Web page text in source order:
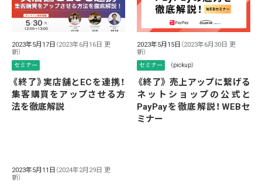
2023年5月17日 （2023年6月16日 更
新）
セミナー
《終了》実店舗とECを連携！
集客購買をアップさせる方
法を徹底解説
2023年5月15日 （2023年6月30日 更
新）
セミナー （pickup）
《終了》 売上アップに繋げる
ネットショップの公式と
PayPayを徹底解説！WEBセ
ミナー
2023年5月11日 （2024年2月29日 更
新）